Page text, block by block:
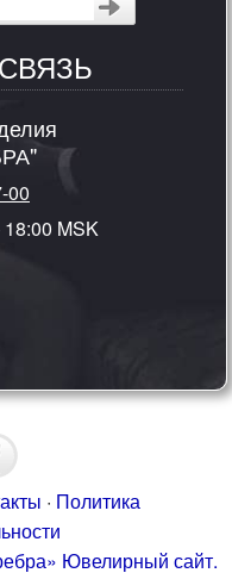
00
MSK
· Политика
Ювелирный сайт.